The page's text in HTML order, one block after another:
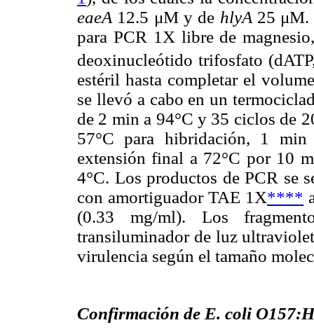
eaeA 12.5 μM y de hlyA 25 μM.
para PCR 1X libre de
deoxinucleótido trifosfato
estéril hasta completar el
se llevó a cabo en un
de 2 min a 94°C y 35 ciclos de
57°C para hibridación, 1
extensión final a 72°C por 10
4°C. Los productos de PCR se
con amortiguador TAE 1X****
(0.33 mg/ml). Los
transiluminador de luz
virulencia según el tamaño
Confirmación de E. coli